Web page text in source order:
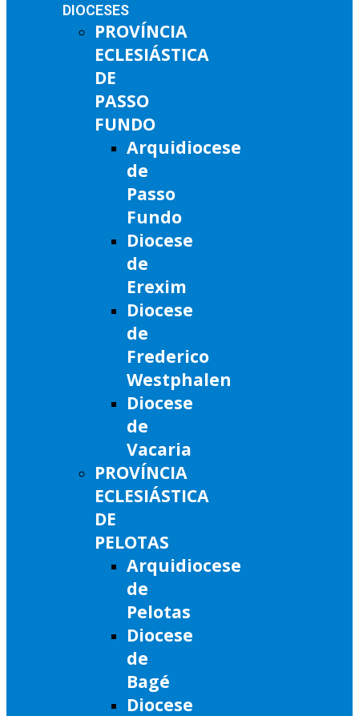
DIOCESES
PROVÍNCIA
ECLESIÁSTICA
DE
PASSO
FUNDO
Arquidiocese
de
Passo
Fundo
Diocese
de
Erexim
Diocese
de
Frederico
Westphalen
Diocese
de
Vacaria
PROVÍNCIA
ECLESIÁSTICA
DE
PELOTAS
Arquidiocese
de
Pelotas
Diocese
de
Bagé
Diocese